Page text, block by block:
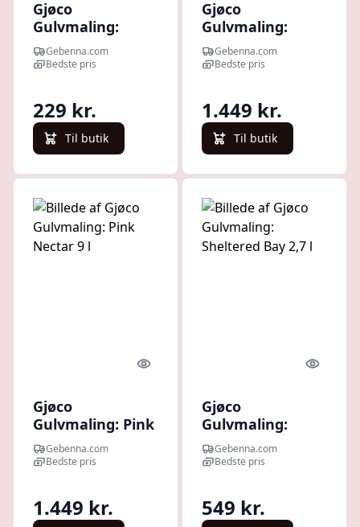
Gjøco
Gulvmaling:
Hidden Peak 0,68
l
Gebenna.com
Bedste pris
229 kr.
Til butik
Gjøco
Gulvmaling:
Dulcet Pink 9 l
Gebenna.com
Bedste pris
1.449 kr.
Til butik
Quick look
Gjøco
Gulvmaling: Pink
Nectar 9 l
Gebenna.com
Bedste pris
1.449 kr.
Quick
Gjøco
Gulvmaling:
Sheltered Bay 2,7
l
Gebenna.com
Bedste pris
549 kr.